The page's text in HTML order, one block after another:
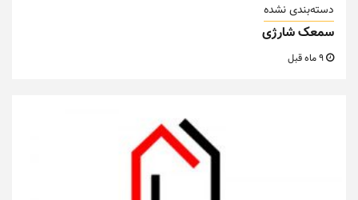
دسته‌بندی نشده
سمعک شارژی